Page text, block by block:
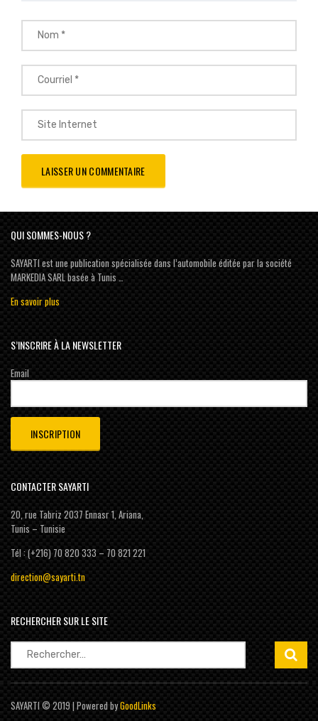
QUI SOMMES-NOUS ?
SAYARTI est une publication spécialisée dans l’automobile éditée par la société
MARKEDIA SARL basée à Tunis …
En savoir plus
S’INSCRIRE À LA NEWSLETTER
Email
CONTACTER SAYARTI
20, rue Tabriz 2037 Ennasr 1, Ariana,
Tunis – Tunisie
Tél : (+216) 70 820 333 – 70 821 221
direction@sayarti.tn
RECHERCHER SUR LE SITE
Rechercher :
SAYARTI © 2019 | Powered byGoodLinks